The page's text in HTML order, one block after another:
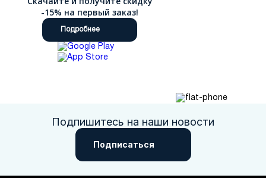
-15% на первый заказ!
Подробнее
Подпишитесь на наши новости
Подписаться